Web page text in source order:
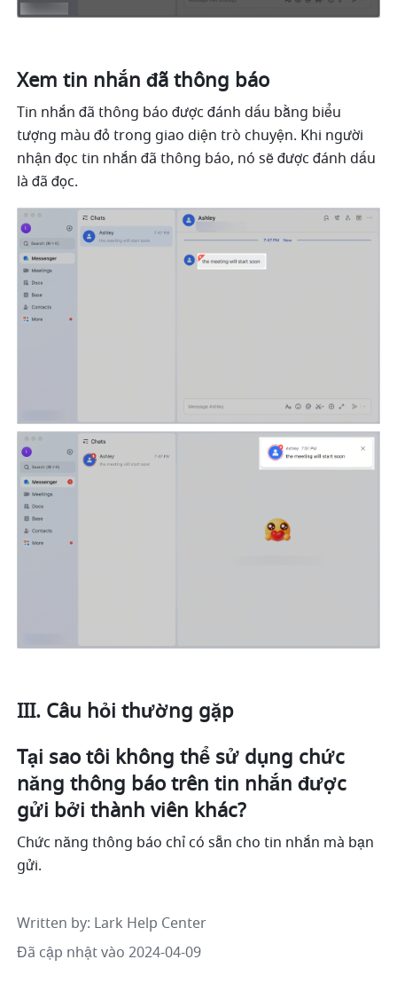
Xem tin nhắn đã thông báo
Tin nhắn đã thông báo được đánh dấu bằng biểu
tượng màu đỏ trong giao diện trò chuyện. Khi người
nhận đọc tin nhắn đã thông báo, nó sẽ được đánh dấu
là đã đọc.
III. Câu hỏi thường gặp
Tại sao tôi không thể sử dụng chức
năng thông báo trên tin nhắn được
gửi bởi thành viên khác?
Chức năng thông báo chỉ có sẵn cho tin nhắn mà bạn
gửi.
Written by: Lark Help Center
Đã cập nhật vào 2024-04-09